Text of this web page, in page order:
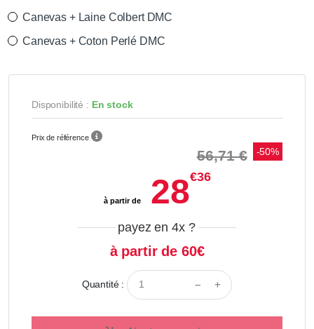
Canevas + Laine Colbert DMC
Canevas + Coton Perlé DMC
Disponibilité : En stock
Prix de référence
56,71 € -50%
à partir de28€36
payez en 4x ?
à partir de 60€
Quantité :